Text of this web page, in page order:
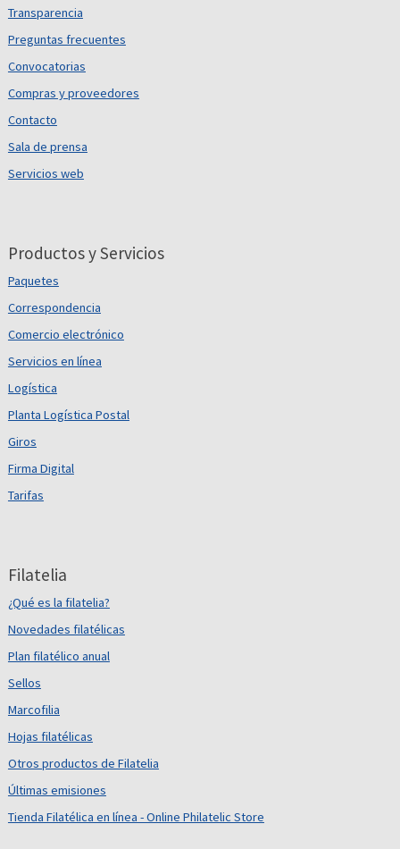
Transparencia
Preguntas frecuentes
Convocatorias
Compras y proveedores
Contacto
Sala de prensa
Servicios web
Productos y Servicios
Paquetes
Correspondencia
Comercio electrónico
Servicios en línea
Logística
Planta Logística Postal
Giros
Firma Digital
Tarifas
Filatelia
¿Qué es la filatelia?
Novedades filatélicas
Plan filatélico anual
Sellos
Marcofilia
Hojas filatélicas
Otros productos de Filatelia
Últimas emisiones
Tienda Filatélica en línea - Online Philatelic Store